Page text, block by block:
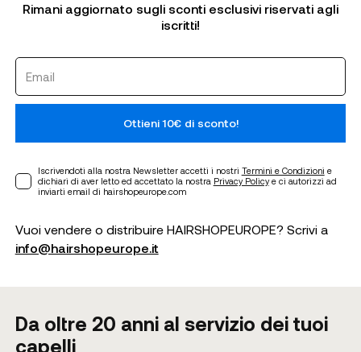
Rimani aggiornato sugli sconti esclusivi riservati agli
iscritti!
Ottieni 10€ di sconto!
Iscrivendoti alla nostra Newsletter accetti i nostri Termini e Condizioni e
dichiari di aver letto ed accettato la nostra Privacy Policye ci autorizzi ad
inviarti email di hairshopeurope.com
Vuoi vendere o distribuire HAIRSHOPEUROPE? Scrivi a
info@hairshopeurope.it
Da oltre 20 anni al servizio dei tuoi
capelli